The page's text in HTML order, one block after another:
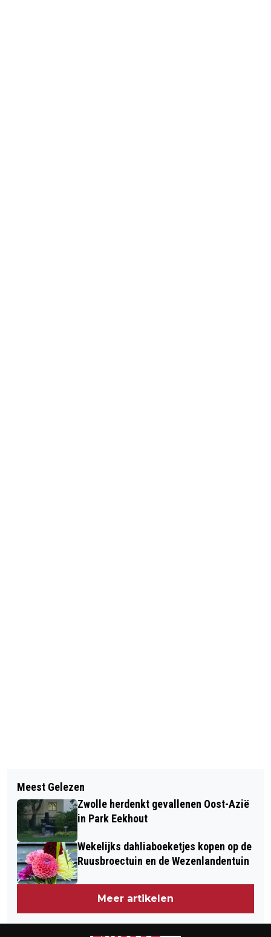
SUPERMARKTEN: DOE NORMAAL
BOODSCHAPPEN EN GA VOORAL NIET
HAMSTEREN
ONLINE BESTELLEN OF AFHALEN IN
CORONATIJD
Meest Gelezen
Zwolle herdenkt gevallenen Oost-Azië
in Park Eekhout
Wekelijks dahliaboeketjes kopen op de
Ruusbroectuin en de Wezenlandentuin
Meer artikelen